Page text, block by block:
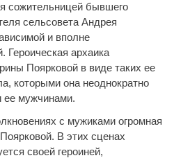
сожительницей бывшего
сельсовета Андрея
и вполне
Героическая архаика
Поярковой в виде таких ее
которыми она неоднократно
ее мужчинами.
с мужиками огромная
В этих сценах
своей героиней,